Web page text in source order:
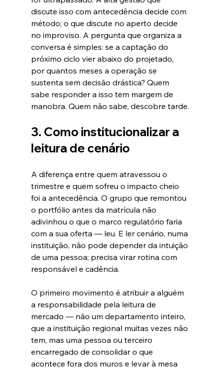
discute isso com antecedência decide com
método; o que discute no aperto decide
no improviso. A pergunta que organiza a
conversa é simples: se a captação do
próximo ciclo vier abaixo do projetado,
por quantos meses a operação se
sustenta sem decisão drástica? Quem
sabe responder a isso tem margem de
manobra. Quem não sabe, descobre tarde.
3. Como institucionalizar a
leitura de cenário
A diferença entre quem atravessou o
trimestre e quem sofreu o impacto cheio
foi a antecedência. O grupo que remontou
o portfólio antes da matrícula não
adivinhou o que o marco regulatório faria
com a sua oferta — leu. E ler cenário, numa
instituição, não pode depender da intuição
de uma pessoa; precisa virar rotina com
responsável e cadência.
O primeiro movimento é atribuir a alguém
a responsabilidade pela leitura de
mercado — não um departamento inteiro,
que a instituição regional muitas vezes não
tem, mas uma pessoa ou terceiro
encarregado de consolidar o que
acontece fora dos muros e levar à mesa